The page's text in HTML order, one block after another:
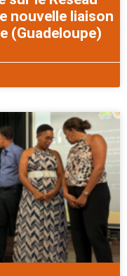
nouvelle liaison
(Guadeloupe)